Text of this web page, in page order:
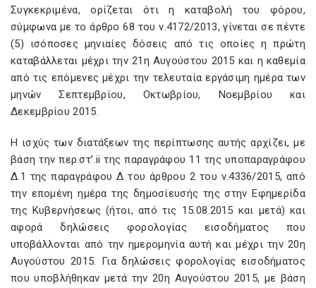
Συγκεκριμένα, ορίζεται ότι η καταβολή του φόρου,
σύμφωνα με το άρθρο 68 του ν.4172/2013, γίνεται σε πέντε
(5) ισόποσες μηνιαίες δόσεις από τις οποίες η πρώτη
καταβάλλεται μέχρι την 21η Αυγούστου 2015 και η καθεμία
από τις επόμενες μέχρι την τελευταία εργάσιμη ημέρα των
μηνών Σεπτεμβρίου, Οκτωβρίου, Νοεμβρίου και
Δεκεμβρίου 2015.
Η ισχύς των διατάξεων της περίπτωσης αυτής αρχίζει, με
βάση την περ.στ’.ii της παραγράφου 11 της υποπαραγράφου
Δ.1 της παραγράφου Δ του άρθρου 2 του ν.4336/2015, από
την επομένη ημέρα της δημοσίευσής της στην Εφημερίδα
της Κυβερνήσεως (ήτοι, από τις 15.08.2015 και μετά) και
αφορά δηλώσεις φορολογίας εισοδήματος που
υποβάλλονται από την ημερομηνία αυτή και μέχρι την 20η
Αυγούστου 2015. Για δηλώσεις φορολογίας εισοδήματος
που υποβλήθηκαν μετά την 20η Αυγούστου 2015, με βάση